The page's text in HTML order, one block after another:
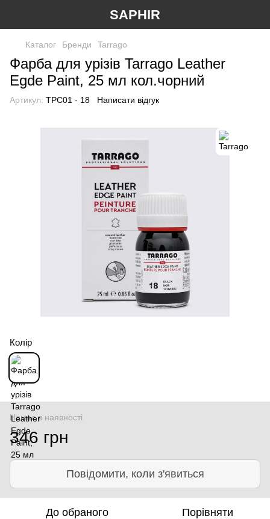
SAPHIR
Каталог Бренди Tarrago
Фарба для урізів Tarrago Leather
Egde Paint, 25 мл кол.чорний
Артикул: TPC01 - 18 Написати відгук
Колір
Немає в наявності
346 грн
Повідомити, коли з'явиться
До обраного Порівняти